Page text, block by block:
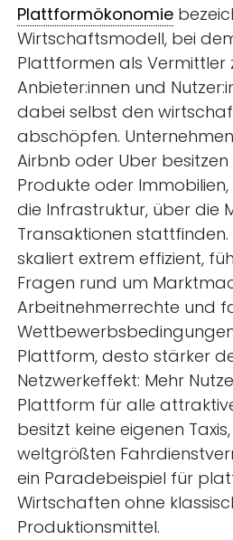
Plattformökonomie
Wirtschaftsmodell, bei
Plattformen als Vermittler
Anbieter:innen und
dabei selbst den
abschöpfen.
Airbnb oder Uber
Produkte oder
die Infrastruktur, über die
Transaktionen stattfinden.
skaliert extrem effizient,
Fragen rund um
Arbeitnehmerrechte und
Plattform, desto stärker
Netzwerkeffekt: Mehr
Plattform für alle
besitzt keine eigenen
weltgrößten
ein Paradebeispiel für
Wirtschaften ohne
Produktionsmittel.